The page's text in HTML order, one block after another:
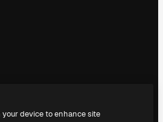
device to enhance site